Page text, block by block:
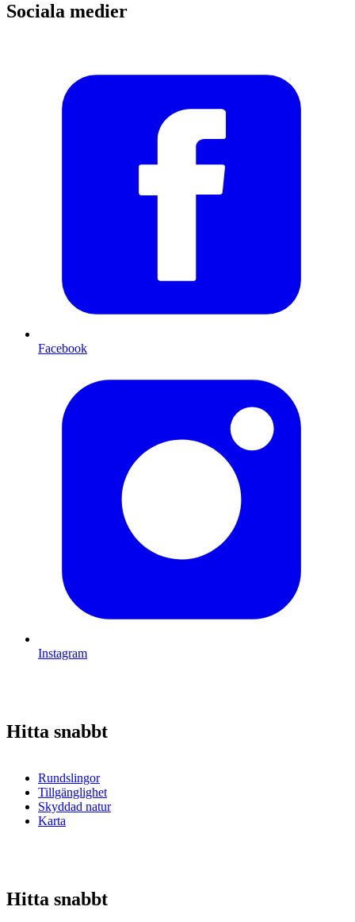
Sociala medier
Facebook
Instagram
Hitta snabbt
Rundslingor
Tillgänglighet
Skyddad natur
Karta
Hitta snabbt